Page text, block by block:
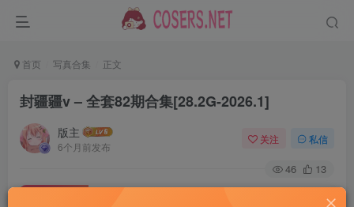
首页 写真合集 正文
封疆疆v – 全套82期合集[28.2G-2026.1]
版主
6个月前发布
关注 私信
46 13
付费资源